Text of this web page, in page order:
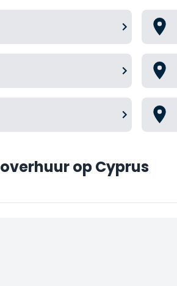
op Cyprus